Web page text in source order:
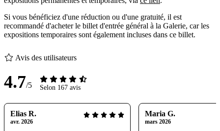
Si vous bénéficiez d'une réduction ou d'une gratuité, il est
recommandé d'acheter le billet d'entrée général à la Galerie, car les
expositions temporaires sont également incluses dans ce billet.
Avis des utilisateurs
4.7/5 Selon 167 avis
Elias R.
avr. 2026
Maria G.
mars 2026